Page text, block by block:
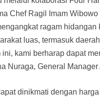
Chef Ragil Imam
ragam
luas, termasuk
kami berharap dapat
Nuraga, General
dinikmati dengan